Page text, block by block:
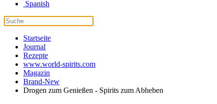
Spanish
Startseite
Journal
Rezepte
www.world-spirits.com
Magazin
Brand-New
Drogen zum Genießen - Spirits zum Abheben